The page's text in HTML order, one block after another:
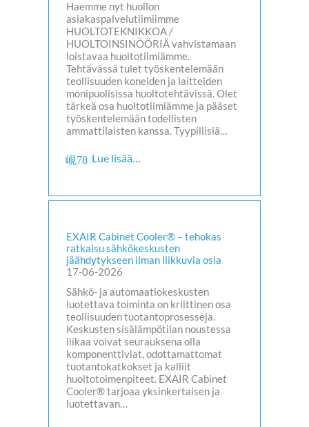
Haemme nyt huollon
asiakaspalvelutiimiimme
HUOLTOTEKNIKKOA /
HUOLTOINSINÖÖRIÄ vahvistamaan
loistavaa huoltotiimiämme.
Tehtävässä tulet työskentelemään
teollisuuden koneiden ja laitteiden
monipuolisissa huoltotehtävissä. Olet
tärkeä osa huoltotiimiämme ja pääset
työskentelemään todellisten
ammattilaisten kanssa. Tyypillisiä…
Lue lisää…
EXAIR Cabinet Cooler® – tehokas
ratkaisu sähkökeskusten
jäähdytykseen ilman liikkuvia osia
17-06-2026
Sähkö- ja automaatiokeskusten
luotettava toiminta on kriittinen osa
teollisuuden tuotantoprosesseja.
Keskusten sisälämpötilan noustessa
liikaa voivat seurauksena olla
komponenttiviat, odottamattomat
tuotantokatkokset ja kalliit
huoltotoimenpiteet. EXAIR Cabinet
Cooler® tarjoaa yksinkertaisen ja
luotettavan…